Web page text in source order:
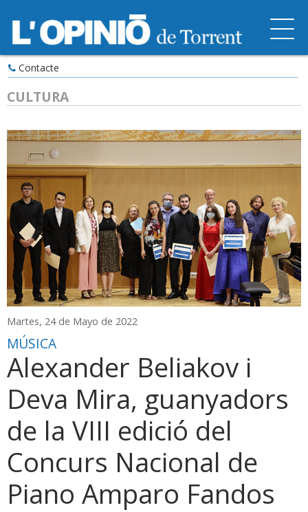
Contacte
CULTURA
Martes, 24 de Mayo de 2022
MÚSICA
Alexander Beliakov i
Deva Mira, guanyadors
de la VIII edició del
Concurs Nacional de
Piano Amparo Fandos